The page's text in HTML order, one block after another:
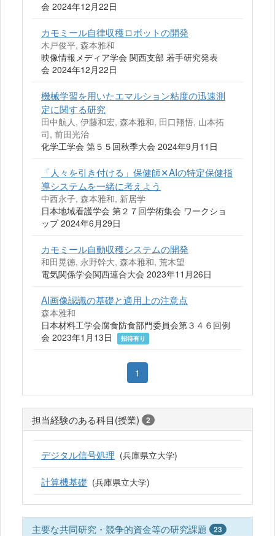
会 2024年12月22日
カモミール自律収穫ロボットの開発
木戸俊平, 森本雅和
映像情報メディア学会 関西支部 若手研究発表
会 2024年12月22日
機械学習を用いたエマルション粘度の迅速測
定に関する研究
田中航人, 伊藤和宏, 森本雅和, 田口翔悟, 山本拓
司, 前田光治
化学工学会 第５５回秋季大会 2024年9月11日
「人々を引き付ける」保健師✕AIの特定保健指
導システムを一緒に考えよう
中西永子, 森本雅和, 新居学
日本地域看護学会 第２７回学術集会 ワークショ
ップ 2024年6月29日
カモミール自動収穫システムの開発
和田晃徳, 永野幹大, 森本雅和, 荒木望
電気関係学会関西連合大会 2023年11月26日
AI画像認識の基礎と適用上の注意点
森本雅和
日本材料工学会腐食防食部門委員会第３４６回例
会 2023年1月13日
招待有り
1
担当経験のある科目(授業) 2
デジタル信号処理 (兵庫県立大学)
計算機基礎 (兵庫県立大学)
主要な共同研究・競争的資金等の研究課題 23